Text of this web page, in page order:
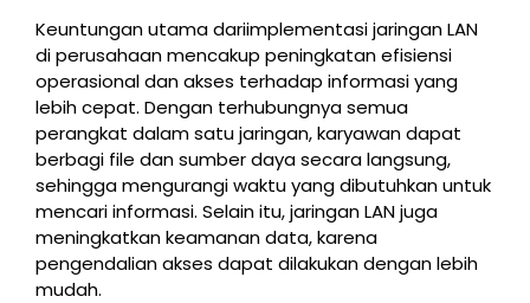
Keuntungan utama dariimplementasi jaringan LAN
di perusahaan mencakup peningkatan efisiensi
operasional dan akses terhadap informasi yang
lebih cepat. Dengan terhubungnya semua
perangkat dalam satu jaringan, karyawan dapat
berbagi file dan sumber daya secara langsung,
sehingga mengurangi waktu yang dibutuhkan untuk
mencari informasi. Selain itu, jaringan LAN juga
meningkatkan keamanan data, karena
pengendalian akses dapat dilakukan dengan lebih
mudah.